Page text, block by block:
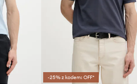
-25% z kodem: OFF*